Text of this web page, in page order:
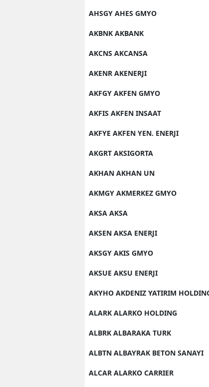
AHSGY AHES GMYO
AKBNK AKBANK
AKCNS AKCANSA
AKENR AKENERJI
AKFGY AKFEN GMYO
AKFIS AKFEN INSAAT
AKFYE AKFEN YEN. ENERJI
AKGRT AKSIGORTA
AKHAN AKHAN UN
AKMGY AKMERKEZ GMYO
AKSA AKSA
AKSEN AKSA ENERJI
AKSGY AKIS GMYO
AKSUE AKSU ENERJI
AKYHO AKDENIZ YATIRIM
ALARK ALARKO HOLDING
ALBRK ALBARAKA TURK
ALBTN ALBAYRAK BETON SANAYI
ALCAR ALARKO CARRIER